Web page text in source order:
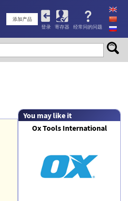
添加产品
User
account
menu
登录 寄存器 经常问的问题
You may like it
Ox Tools International